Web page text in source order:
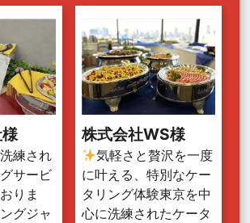
練され
サービ
りま
グジャ
株式会社WS様
気軽さと贅沢を一度
に叶える、特別なケー
タリング体験東京を中
心に洗練されたケータ